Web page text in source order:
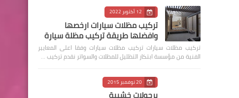
12 أكتوبر 2022
تركيب مظلات سيارات ارخصها
وافضلها طريقة تركيب مظلة سيارة
‏تركيب مظلات سيارات تركيب مظلات سيارات وفقا اعلى المعايير
الفنية من مؤسسة ابتكار التظليل للمظلات والسواتر نقدم تركيب …
20 نوفمبر 2015